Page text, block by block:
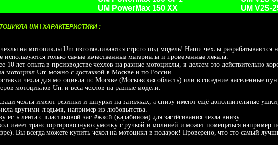
UM PowerMax 150 XX
UM V2S-
UM | ХАРАКТЕРИСТИКИ :
на мотоциклы Um изготавливаются строго под модель! Наши чехлы разрабатываются
используются только самые качественные материалы и проверенные лекала.
10 лет опыта в производстве чехлов на разные мотоциклы, и делаем это действительно
мотоцикл Um можно с доставкой в Москве и по России.
чехла для мотоцикла по Москве (Московская область) или в соседние населённые
мотоциклов Um и веса чехлов на разные модели.
чехлы имеют резинки и шнурки на затяжках, а снизу имеют ещё дополнительные
другими людьми, например из любопытства.
есть лента с пластиковой застёжкой (карабином) для застёгивания чехла внизу.
имеет транспортировочную сумочку с ручкой и молнией и может помещаться например
Вы всегда можете купить чехол на мотоцикл в подарок! Проверено, что это самый